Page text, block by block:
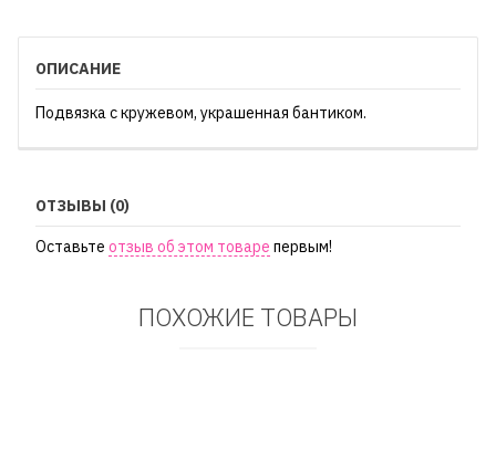
ОПИСАНИЕ
Подвязка с кружевом, украшенная бантиком.
ОТЗЫВЫ (0)
Оставьте отзыв об этом товаре первым!
ПОХОЖИЕ ТОВАРЫ